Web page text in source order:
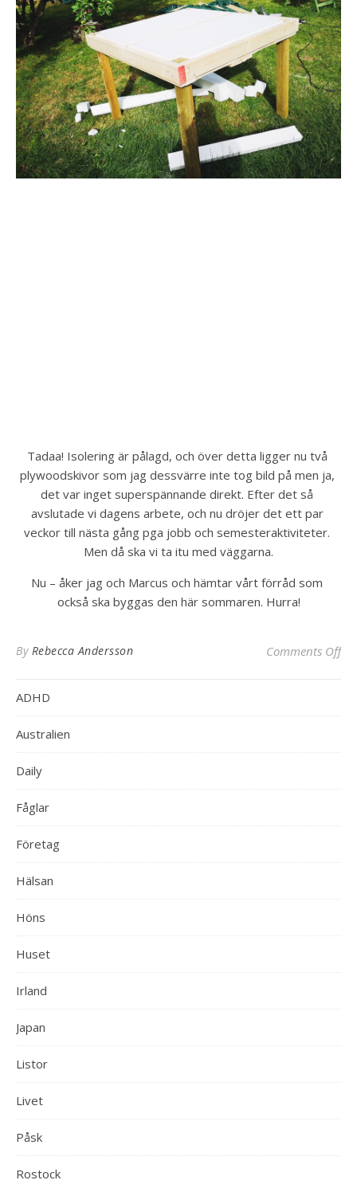
Tadaa! Isolering är pålagd, och över detta ligger nu två
plywoodskivor som jag dessvärre inte tog bild på men ja,
det var inget superspännande direkt. Efter det så
avslutade vi dagens arbete, och nu dröjer det ett par
veckor till nästa gång pga jobb och semesteraktiviteter.
Men då ska vi ta itu med väggarna.
Nu – åker jag och Marcus och hämtar vårt förråd som
också ska byggas den här sommaren. Hurra!
By Rebecca Andersson Comments Offon
ADHD
Australien
Daily
Fåglar
Företag
Hälsan
Höns
Huset
Irland
Japan
Listor
Livet
Påsk
Rostock